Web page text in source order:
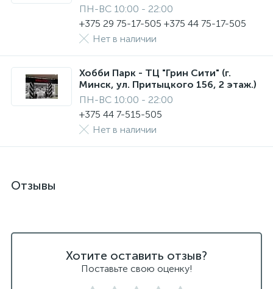
ПН-ВС 10:00 - 22:00
+375 29 75-17-505 +375 44 75-17-505
Нет в наличии
Хобби Парк - ТЦ "Грин Сити" (г.
Минск, ул. Притыцкого 156, 2 этаж.)
ПН-ВС 10:00 - 22:00
+375 44 7-515-505
Нет в наличии
Отзывы
Хотите оставить отзыв?
Поставьте свою оценку!